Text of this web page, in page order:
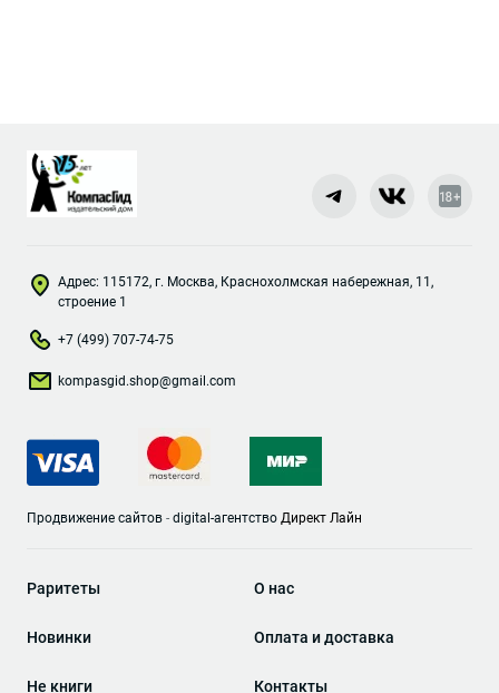
Раритеты
Новинки
Не книги
О нас
Оплата и доставка
Контакты
Адрес: 115172, г. Москва, Краснохолмская набережная, 11,
строение 1
+7 (499) 707-74-75
kompasgid.shop@gmail.com
Продвижение сайтов - digital-агентство Директ Лайн